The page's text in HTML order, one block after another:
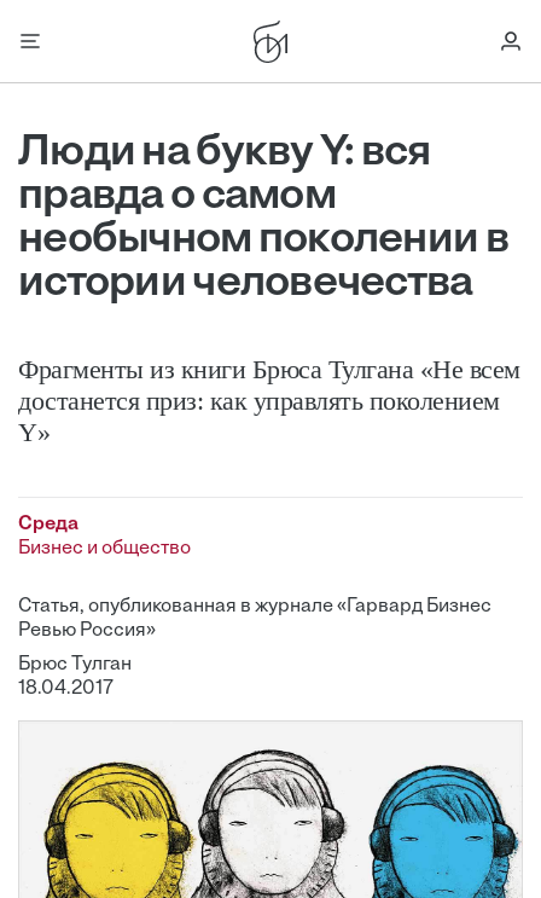
Люди на букву Y: вся
правда о самом
необычном поколении в
истории человечества
Фрагменты из книги Брюса Тулгана «Не всем
достанется приз: как управлять поколением
Y»
Среда
Бизнес и общество
Статья, опубликованная в журнале «Гарвард Бизнес
Ревью Россия»
Брюс Тулган
18.04.2017